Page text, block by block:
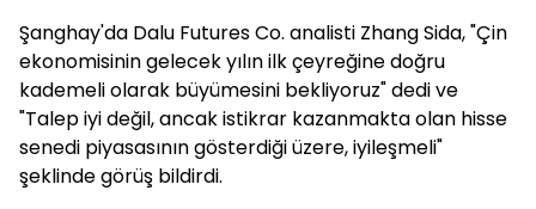
Şanghay'da Dalu Futures Co. analisti Zhang Sida, "Çin
ekonomisinin gelecek yılın ilk çeyreğine doğru
kademeli olarak büyümesini bekliyoruz" dedi ve
"Talep iyi değil, ancak istikrar kazanmakta olan hisse
senedi piyasasının gösterdiği üzere, iyileşmeli"
şeklinde görüş bildirdi.